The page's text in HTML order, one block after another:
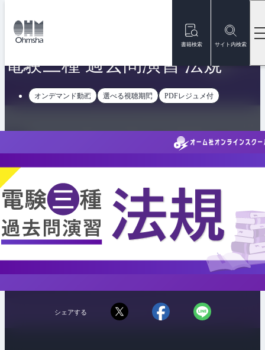
書籍検索 サイト内検索
トップ
電験三種 過去問演習 法規
オンデマンド動画 選べる視聴期間 PDFレジュメ付
シェアする